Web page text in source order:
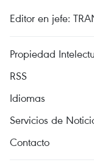
Editor en jefe:
Propiedad
RSS
Idiomas
Servicios de
Contacto